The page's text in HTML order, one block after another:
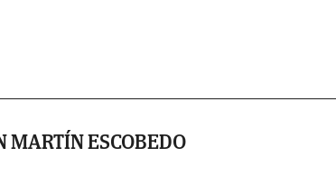
MARTÍN ESCOBEDO